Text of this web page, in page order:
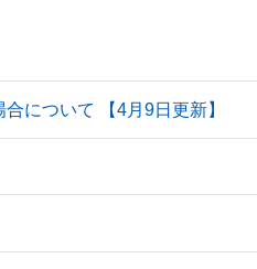
について 【4月9日更新】